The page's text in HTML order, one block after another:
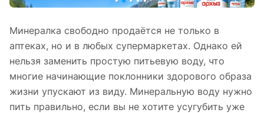
Минералка свободно продаётся не только в
аптеках, но и в любых супермаркетах. Однако ей
нельзя заменить простую питьевую воду, что
многие начинающие поклонники здорового образа
жизни упускают из виду. Минеральную воду нужно
пить правильно, если вы не хотите усугубить уже